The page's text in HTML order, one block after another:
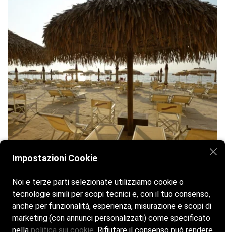
Impostazioni Cookie
Noi e terze parti selezionate utilizziamo cookie o
tecnologie simili per scopi tecnici e, con il tuo consenso,
anche per funzionalità, esperienza, misurazione e scopi di
marketing (con annunci personalizzati) come specificato